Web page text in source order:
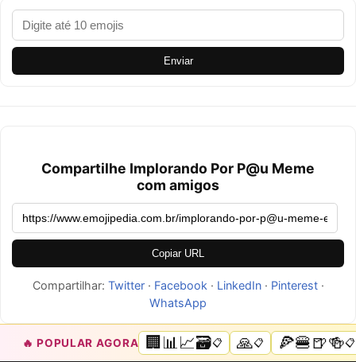
Enviar
Compartilhe Implorando Por P@u Meme
com amigos
Copiar URL
Compartilhar: Twitter· Facebook · LinkedIn· Pinterest·
WhatsApp
🔥 POPULAR AGORA 🏢📊📈🗃️📋 🙏📋 🍕🍔🍺🍻📋